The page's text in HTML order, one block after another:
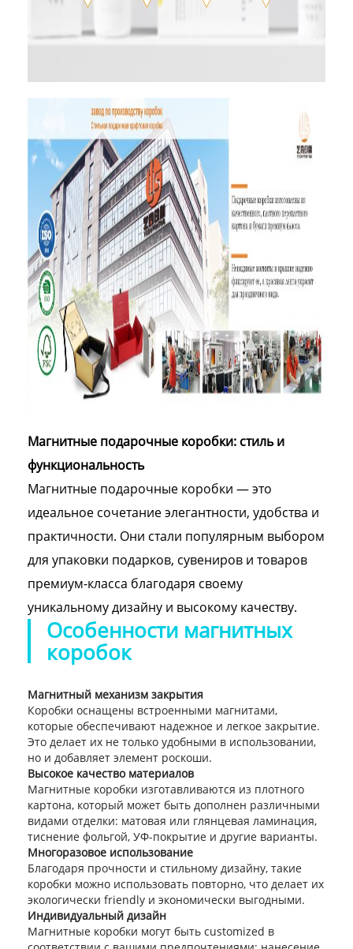
Магнитные подарочные коробки: стиль и
функциональность
Магнитные подарочные коробки — это
идеальное сочетание элегантности, удобства и
практичности. Они стали популярным выбором
для упаковки подарков, сувениров и товаров
премиум-класса благодаря своему
уникальному дизайну и высокому качеству.
Особенности магнитных
коробок
Магнитный механизм закрытия
Коробки оснащены встроенными магнитами,
которые обеспечивают надежное и легкое закрытие.
Это делает их не только удобными в использовании,
но и добавляет элемент роскоши.
Высокое качество материалов
Магнитные коробки изготавливаются из плотного
картона, который может быть дополнен различными
видами отделки: матовая или глянцевая ламинация,
тиснение фольгой, УФ-покрытие и другие варианты.
Многоразовое использование
Благодаря прочности и стильному дизайну, такие
коробки можно использовать повторно, что делает их
экологически friendly и экономически выгодными.
Индивидуальный дизайн
Магнитные коробки могут быть customized в